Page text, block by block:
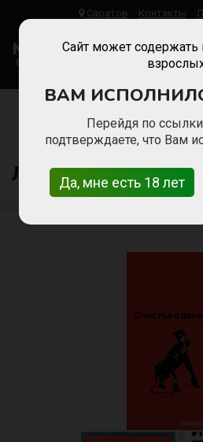
Саратов Контакты
MalinkaWork
Работа Для Девушек
Главная
Работа для
Сфера развлечений
Лучшая работа в
Сайт может содержать
ВАМ
Перейдя по
подтверждаете, что Вам
Да, мне есть 18 лет